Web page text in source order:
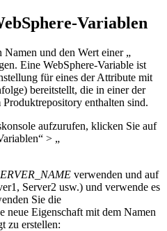
Variablen
und den Wert einer „
Eine WebSphere-Variable ist
für eines der Attribute mit
bereitstellt, die in einer der
enthalten sind.
aufzurufen, klicken Sie auf
> „
verwenden und auf
Server2 usw.) und verwende es
Sie die
neue Eigenschaft mit dem Namen
zu erstellen: